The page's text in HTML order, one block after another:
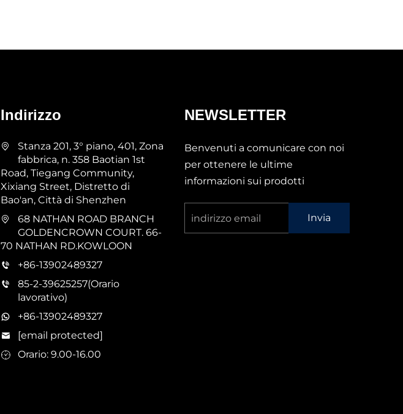
Indirizzo
Stanza 201, 3° piano, 401, Zona
fabbrica, n. 358 Baotian 1st
Road, Tiegang Community,
Xixiang Street, Distretto di
Bao'an, Città di Shenzhen
68 NATHAN ROAD BRANCH
GOLDENCROWN COURT. 66-
70 NATHAN RD.KOWLOON
+86-13902489327
85-2-39625257(Orario
lavorativo)
+86-13902489327
[email protected]
Orario: 9.00-16.00
NEWSLETTER
Benvenuti a comunicare con noi
per ottenere le ultime
informazioni sui prodotti
Invia